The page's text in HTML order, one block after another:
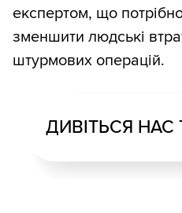
експертом, що
зменшити людські
штурмових операцій.
ДИВІТЬСЯ НАС